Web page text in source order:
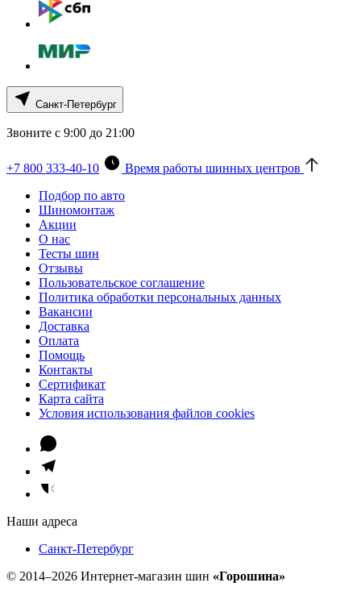
Санкт-Петербург
Звоните с 9:00 до 21:00
+7 800 333-40-10
Время работы шинных центров
Подбор по авто
Шиномонтаж
Акции
О нас
Тесты шин
Отзывы
Пользовательское соглашение
Политика обработки персональных данных
Вакансии
Доставка
Оплата
Помощь
Контакты
Сертификат
Карта сайта
Условия использования файлов cookies
Наши адреса
Санкт-Петербург
© 2014–2026 Интернет-магазин шин «Горошина»